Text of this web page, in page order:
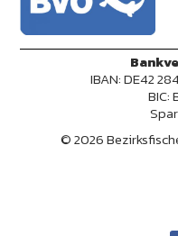
IBAN: DE42
BIC:
© 2026